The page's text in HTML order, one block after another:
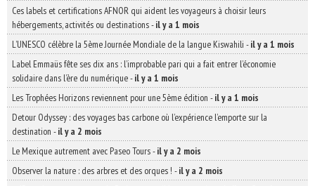
Ces labels et certifications AFNOR qui aident les voyageurs à choisir leurs
hébergements, activités ou destinations-il y a 1 mois
L’UNESCO célèbre la 5ème Journée Mondiale de la langue Kiswahili -il y a 1 mois
Label Emmaüs fête ses dix ans : l’improbable pari qui a fait entrer l’économie
solidaire dans l’ère du numérique-il y a 1 mois
Les Trophées Horizons reviennent pour une 5ème édition -il y a 1 mois
Detour Odyssey : des voyages bas carbone où l’expérience l’emporte sur la
destination -il y a 2 mois
Le Mexique autrement avec Paseo Tours-il y a 2 mois
Observer la nature : des arbres et des orques ! -il y a 2 mois